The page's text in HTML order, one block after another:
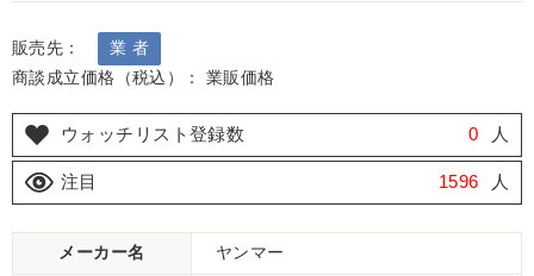
販売先：
業 者
商談成立価格（税込）： 業販価格
ウォッチリスト登録数 0 人
注目 1596 人
メーカー名 ヤンマー